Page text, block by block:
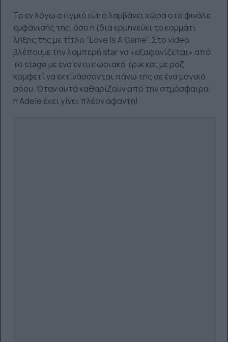
Το εν λόγω στιγμιότυπο λαμβάνει χώρα στο φινάλε
εμφάνισής της, όσο η ίδια ερμηνεύει το κομμάτι
λήξης της με τίτλο “Love Is A Game”. Στο video,
βλέπουμε την λαμπερή star να «εξαφανίζεται» από
το stage με ένα εντυπωσιακό τρικ και με ροζ
κομφετί να εκτινάσσονται πάνω της σε ένα μαγικό
σόου. Όταν αυτά καθαρίζουν από την ατμόσφαιρα,
η Adele έχει γίνει πλέον άφαντη!